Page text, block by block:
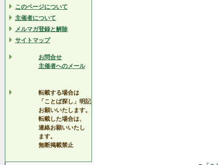
このページについて
主催者について
メルマガ登録と解除
サイトマップ
お問合せ
主催者へのメール
転載する場合は
「ことば探し」明記
お願いいたします。
転載した場合は、
連絡お願いいたし
ます。
無断掲載禁止